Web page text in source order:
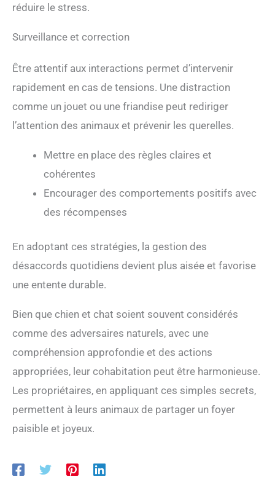
réduire le stress.
Surveillance et correction
Être attentif aux interactions permet d’intervenir
rapidement en cas de tensions. Une distraction
comme un jouet ou une friandise peut rediriger
l’attention des animaux et prévenir les querelles.
Mettre en place des règles claires et
cohérentes
Encourager des comportements positifs avec
des récompenses
En adoptant ces stratégies, la gestion des
désaccords quotidiens devient plus aisée et favorise
une entente durable.
Bien que chien et chat soient souvent considérés
comme des adversaires naturels, avec une
compréhension approfondie et des actions
appropriées, leur cohabitation peut être harmonieuse.
Les propriétaires, en appliquant ces simples secrets,
permettent à leurs animaux de partager un foyer
paisible et joyeux.